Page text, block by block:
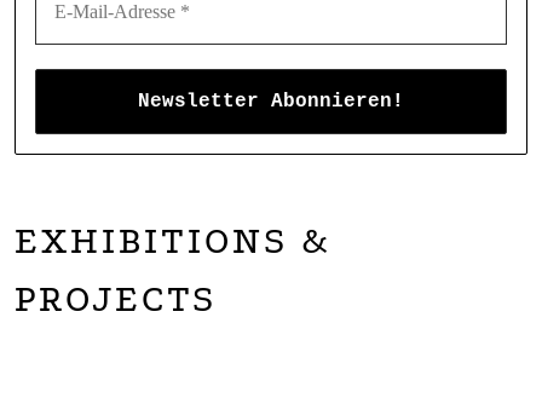
EXHIBITIONS &
PROJECTS